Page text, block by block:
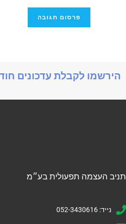
הירשמו לקבלת עדכונים
תניב העצמה תפעולית בע״מ
נייד: 052-3430616